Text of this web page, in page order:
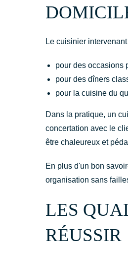
Le cuisinier
pour des occasions
pour des dîners
pour la cuisine du
Dans la pratique, un
concertation avec le
être chaleureux et
En plus d'un bon
organisation sans
LES
RÉUSSIR